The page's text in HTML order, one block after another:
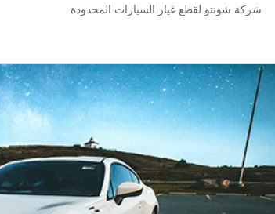
شركة شونتو لقطع غيار السيارات المحدودة